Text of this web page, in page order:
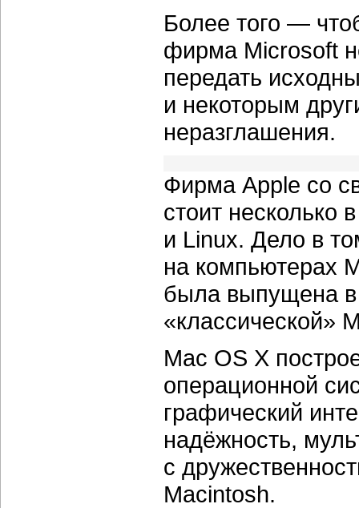
Более того —
фирма Microsoft
передать
и некоторым
неразглашения.
Фирма Apple со
стоит несколько
и Linux. Дело в
на компьютерах
была выпущена в
«классической»
Mac OS X
операционной
графический
надёжность,
с
Macintosh.